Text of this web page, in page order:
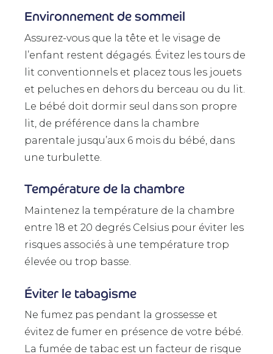
Environnement de sommeil
Assurez-vous que la tête et le visage de
l’enfant restent dégagés. Évitez les tours de
lit conventionnels et placez tous les jouets
et peluches en dehors du berceau ou du lit.
Le bébé doit dormir seul dans son propre
lit, de préférence dans la chambre
parentale jusqu’aux 6 mois du bébé, dans
une turbulette.
Température de la chambre
Maintenez la température de la chambre
entre 18 et 20 degrés Celsius pour éviter les
risques associés à une température trop
élevée ou trop basse.
Éviter le tabagisme
Ne fumez pas pendant la grossesse et
évitez de fumer en présence de votre bébé.
La fumée de tabac est un facteur de risque